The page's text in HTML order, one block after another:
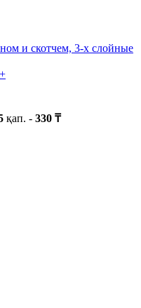
и скотчем, 3-х слойные
+
қап. - 330 ₸